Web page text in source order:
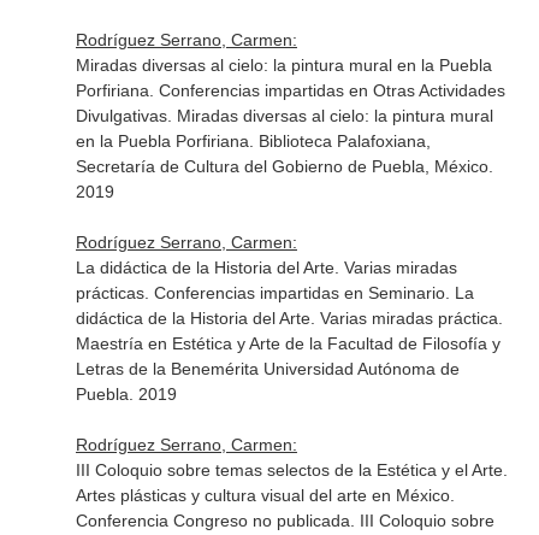
Rodríguez Serrano, Carmen:
Miradas diversas al cielo: la pintura mural en la Puebla
Porfiriana. Conferencias impartidas en Otras Actividades
Divulgativas. Miradas diversas al cielo: la pintura mural
en la Puebla Porfiriana. Biblioteca Palafoxiana,
Secretaría de Cultura del Gobierno de Puebla, México.
2019
Rodríguez Serrano, Carmen:
La didáctica de la Historia del Arte. Varias miradas
prácticas. Conferencias impartidas en Seminario. La
didáctica de la Historia del Arte. Varias miradas práctica.
Maestría en Estética y Arte de la Facultad de Filosofía y
Letras de la Benemérita Universidad Autónoma de
Puebla. 2019
Rodríguez Serrano, Carmen:
III Coloquio sobre temas selectos de la Estética y el Arte.
Artes plásticas y cultura visual del arte en México.
Conferencia Congreso no publicada. III Coloquio sobre